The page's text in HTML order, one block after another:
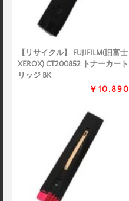
【リサイクル】 FUJIFILM(旧富士
XEROX) CT200852 トナーカート
リッジ BK
￥10,890